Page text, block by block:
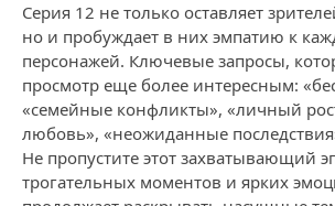
Серия 12 не только оставляет
но и пробуждает в них эмпатию к
персонажей. Ключевые запросы,
просмотр еще более интересным:
«семейные конфликты», «личный
любовь», «неожиданные
Не пропустите этот захватывающий
трогательных моментов и ярких